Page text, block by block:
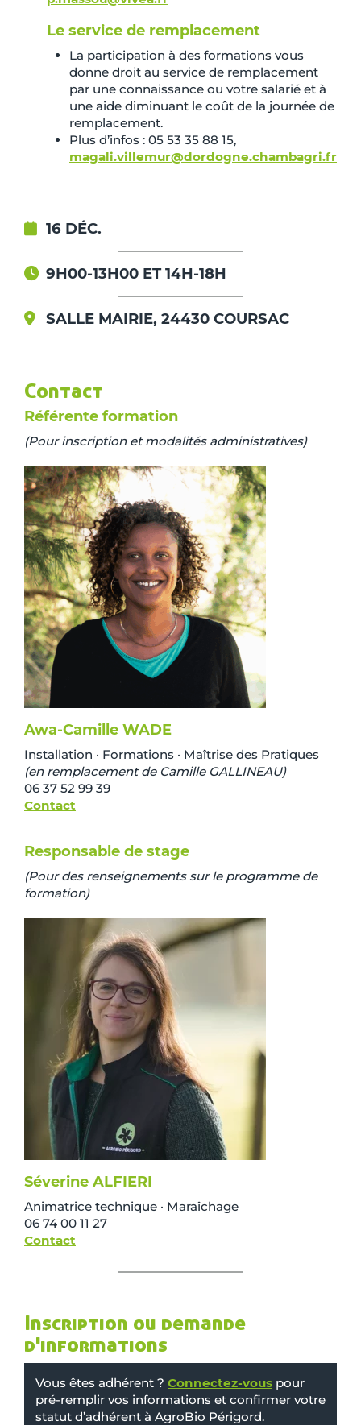
Le service de remplacement
La participation à des formations vous
donne droit au service de remplacement
par une connaissance ou votre salarié et à
une aide diminuant le coût de la journée de
remplacement.
Plus d’infos : 05 53 35 88 15,
magali.villemur@dordogne.chambagri.fr
16 DÉC.
9H00-13H00 ET 14H-18H
SALLE MAIRIE, 24430 COURSAC
Contact
Référente formation
(Pour inscription et modalités administratives)
Awa-Camille WADE
Installation · Formations · Maîtrise des Pratiques
(en remplacement de Camille GALLINEAU)
06 37 52 99 39
Contact
Responsable de stage
(Pour des renseignements sur le programme de
formation)
Séverine ALFIERI
Animatrice technique · Maraîchage
06 74 00 11 27
Contact
Inscription ou demande
d'informations
Vous êtes adhérent ? Connectez-vous pour
pré-remplir vos informations et confirmer votre
statut d’adhérent à AgroBio Périgord.